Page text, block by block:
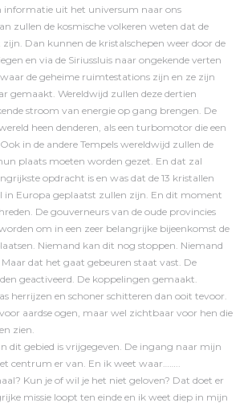
informatie uit het universum naar ons
zullen de kosmische volkeren weten dat de
Dan kunnen de kristalschepen weer door de
en via de Siriussluis naar ongekende verten
de geheime ruimtestations zijn en ze zijn
gemaakt. Wereldwijd zullen deze dertien
stroom van energie op gang brengen. De
heen denderen, als een turbomotor die een
in de andere Tempels wereldwijd zullen de
plaats moeten worden gezet. En dat zal
opdracht is en was dat de 13 kristallen
in Europa geplaatst zullen zijn. En dit moment
De gouverneurs van de oude provincies
om in een zeer belangrijke bijeenkomst de
Niemand kan dit nog stoppen. Niemand
dat het gaat gebeuren staat vast. De
geactiveerd. De koppelingen gemaakt.
herrijzen en schoner schitteren dan ooit tevoor.
aardse ogen, maar wel zichtbaar voor hen die
zien.
dit gebied is vrijgegeven. De ingang naar mijn
centrum er van. En ik weet waar……..
Kun je of wil je het niet geloven? Dat doet er
missie loopt ten einde en ik weet diep in mijn